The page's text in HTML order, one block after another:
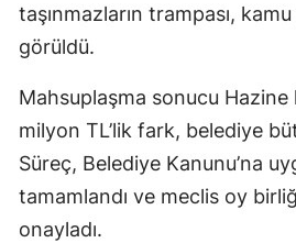
taşınmazların trampası,
görüldü.
Mahsuplaşma sonucu Hazine
milyon TL’lik fark, belediye
Süreç, Belediye Kanunu’na
tamamlandı ve meclis oy
onayladı.